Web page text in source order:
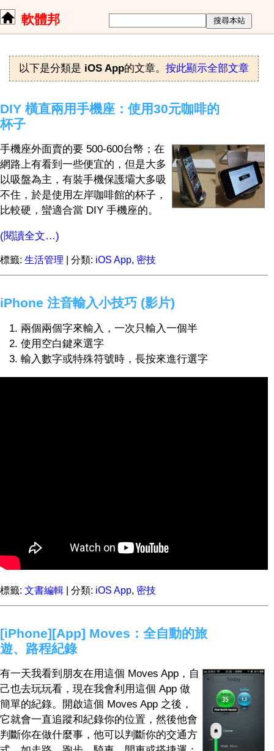
軟體邦
以下是分類是 iOS App的文章。 按此顯示全部文章
DIY 橫直兩用手機座：使用30元咖啡的
杯子
手機座外面賣的要 500-600台幣；在
網路上有看到一些便宜的，但是大多
以吸盤為主，有裝手機保護壩大多吸
不住，於是使用左岸咖啡館的杯子，
比較硬，蠻適合當 DIY 手機座的。
(閱讀全文…)
標籤: 生活管理 | 分類: iOS App, 密技
iPhone 注音輸入小技巧 (影片)
兩個兩個字來輸入，一次只輸入一個半
使用空白鍵來選字
輸入數字或特殊符號時，長按來進行選字
標籤: 文書編輯 | 分類: iOS App, 密技
[iPhone][App] Moves：全自動的旅
遊、路程紀錄
有一天我看到朋友在用這個 Moves App，自
己也去玩玩看，現在我會利用這個 App 做
簡單的紀錄。開啟這個 Moves App 之後，
它就會一直追蹤和紀錄你的位置，然後他會
判斷你在做什麼事，他可以判斷你的交通方